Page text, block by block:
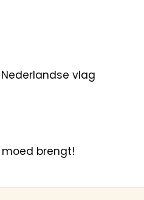
vlag
brengt!